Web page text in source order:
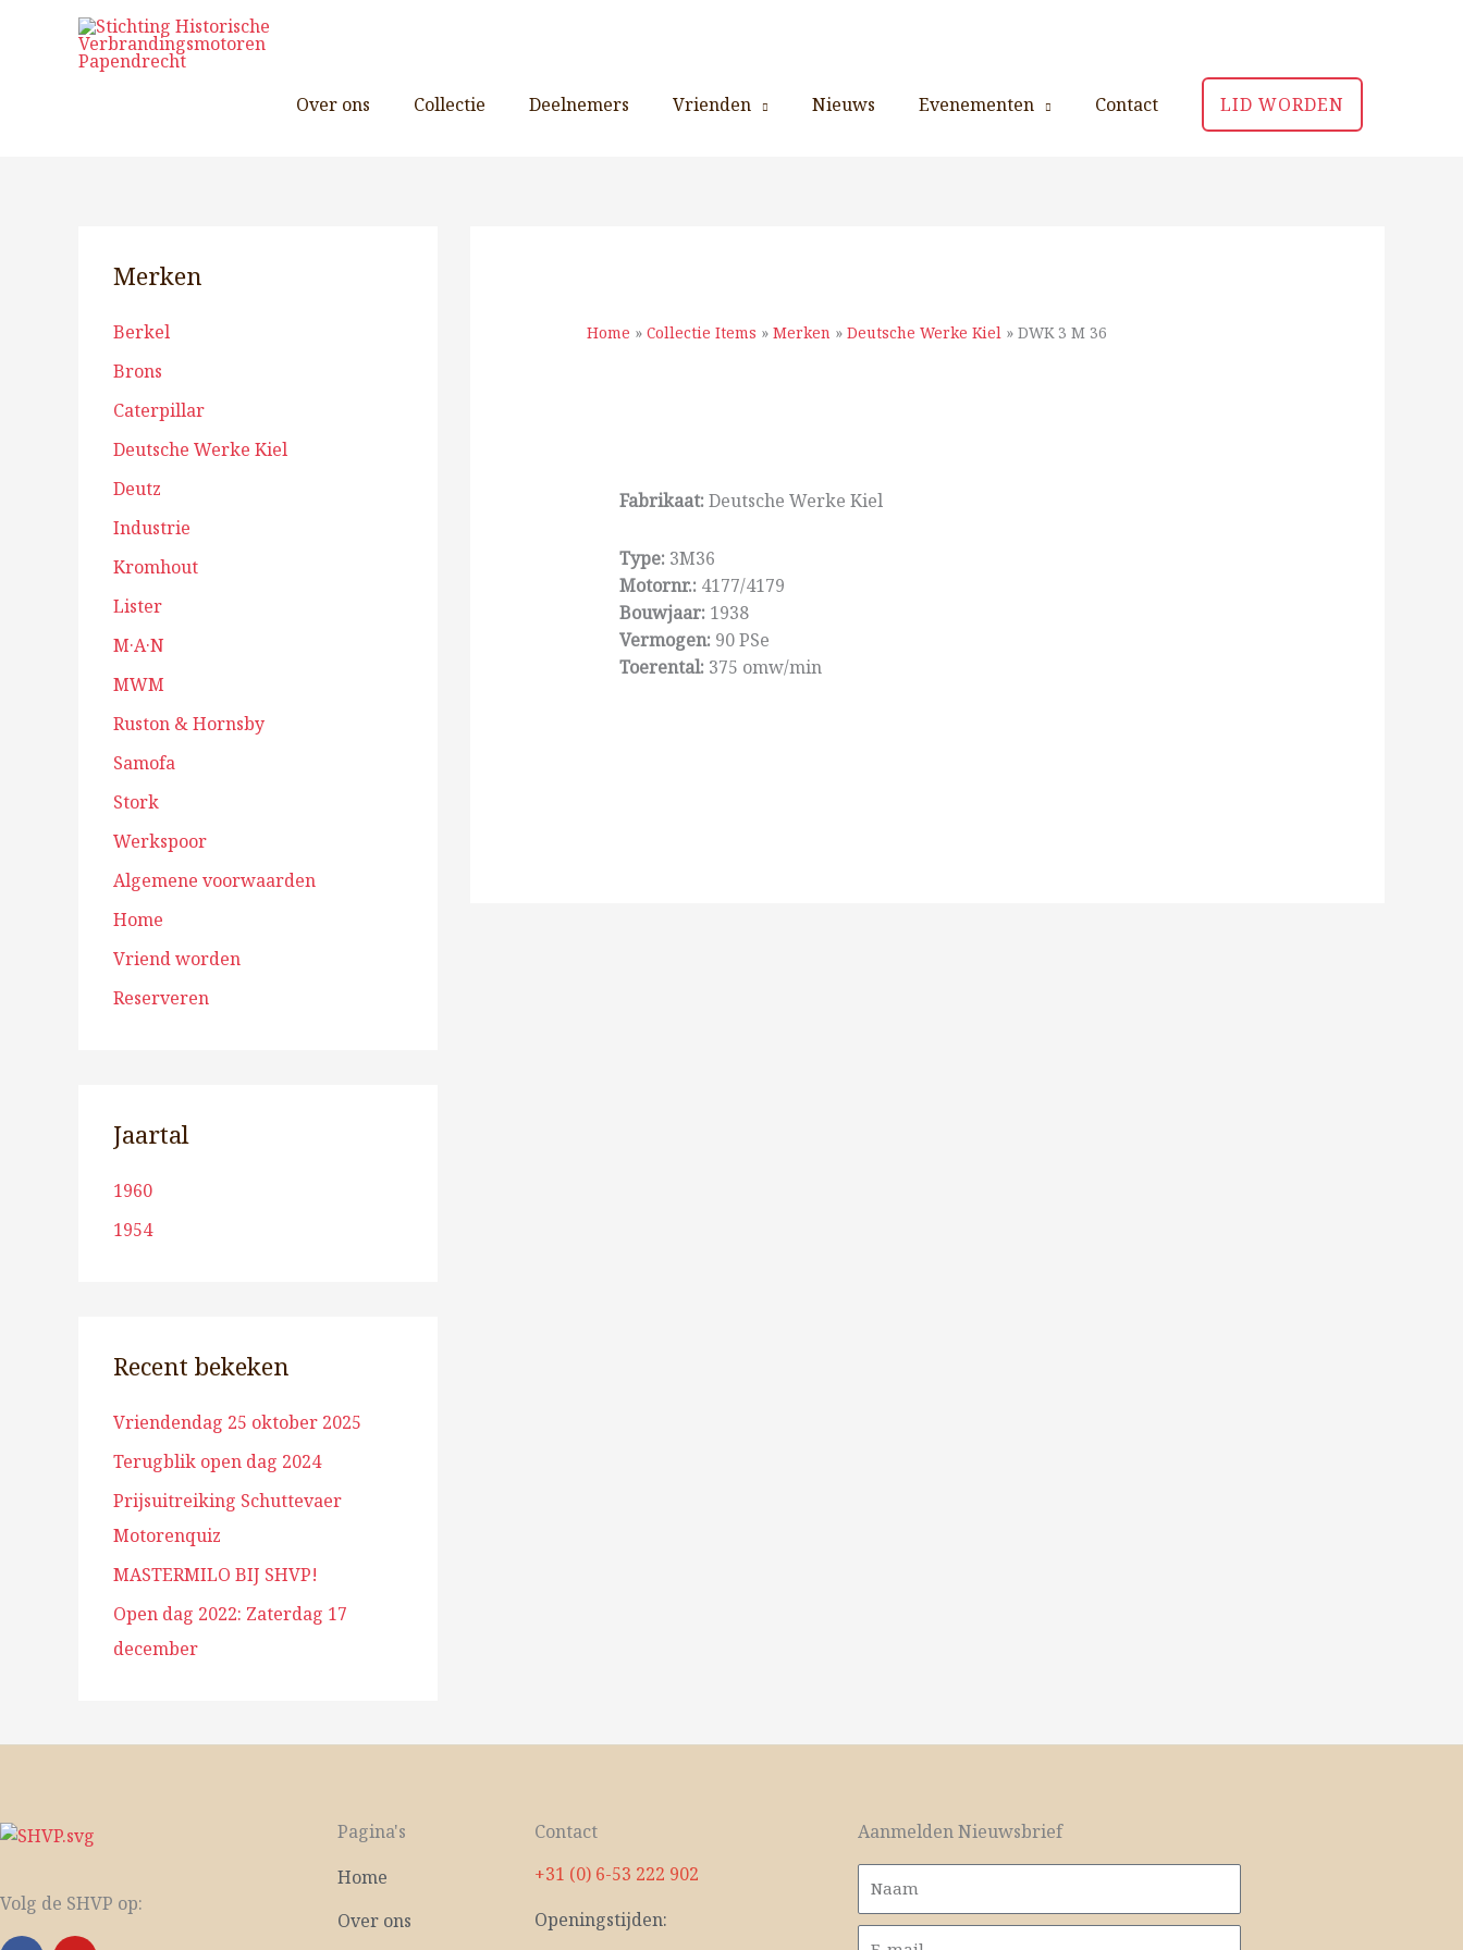
Over ons Collectie Deelnemers Vrienden Nieuws Evenementen Contact LID WORDEN
Merken
Berkel
Brons
Caterpillar
Deutsche Werke Kiel
Deutz
Industrie
Kromhout
Lister
M·A·N
MWM
Ruston & Hornsby
Samofa
Stork
Werkspoor
Algemene voorwaarden
Home
Vriend worden
Reserveren
Jaartal
1960
1954
Recent bekeken
Vriendendag 25 oktober 2025
Terugblik open dag 2024
Prijsuitreiking Schuttevaer
Motorenquiz
MASTERMILO BIJ SHVP!
Open dag 2022: Zaterdag 17
december
Home » Collectie Items » Merken» Deutsche Werke Kiel» DWK 3 M 36
Fabrikaat: Deutsche Werke Kiel
Type: 3M36
Motornr.: 4177/4179
Bouwjaar: 1938
Vermogen: 90 PSe
Toerental: 375 omw/min
Volg de SHVP op:
Pagina's
Home
Over ons
Contact
+31 (0) 6-53 222 902
Openingstijden:
Aanmelden Nieuwsbrief